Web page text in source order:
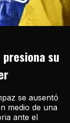
su
se ausentó
medio de una
ante el